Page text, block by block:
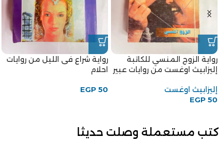
رواية الزوج المنسي للكاتبة
إليزابيث اوغست من روايات عبير
إليزابيث اوغست
EGP 50
رواية شراع فى الليل من روايات
احلام
EGP 50
كتب مستعملة وصلت حديثا